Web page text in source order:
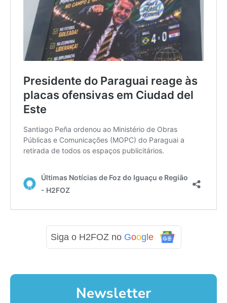
Siga o H2FOZ no Goog e
Newsletter